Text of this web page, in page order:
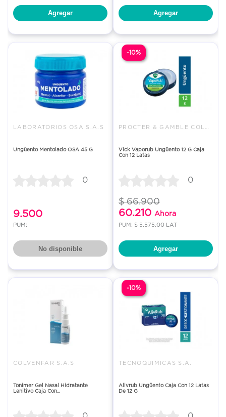
Agregar Agregar
LABORATORIOS OSA S.A.S
Ungüento Mentolado OSA 45 G
0
9.500
PUM:
No disponible
Vick Vaporub Ungüento 12 G Caja
Con 12 Latas
0
$ 66.900
60.210 Ahora
PUM: $ 5,575.00 LAT
Agregar
-10%
COLVENFAR S.A.S
Tonimer Gel Nasal Hidratante
Lenitivo Caja Con...
TECNOQUIMICAS S.A.
Alivrub Ungüento Caja Con 12 Latas
De 12 G
-10%